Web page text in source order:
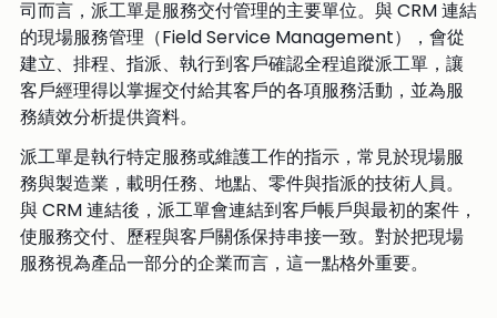
司而言，派工單是服務交付管理的主要單位。與 CRM 連結
的現場服務管理（Field Service Management），會從
建立、排程、指派、執行到客戶確認全程追蹤派工單，讓
客戶經理得以掌握交付給其客戶的各項服務活動，並為服
務績效分析提供資料。
派工單是執行特定服務或維護工作的指示，常見於現場服
務與製造業，載明任務、地點、零件與指派的技術人員。
與 CRM 連結後，派工單會連結到客戶帳戶與最初的案件，
使服務交付、歷程與客戶關係保持串接一致。對於把現場
服務視為產品一部分的企業而言，這一點格外重要。